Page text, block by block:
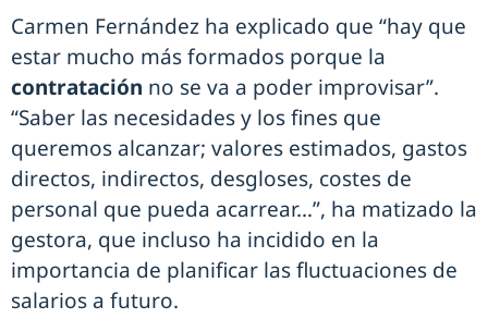
Carmen Fernández ha explicado que “hay que
estar mucho más formados porque la
contratación no se va a poder improvisar”.
“Saber las necesidades y los fines que
queremos alcanzar; valores estimados, gastos
directos, indirectos, desgloses, costes de
personal que pueda acarrear…”, ha matizado la
gestora, que incluso ha incidido en la
importancia de planificar las fluctuaciones de
salarios a futuro.